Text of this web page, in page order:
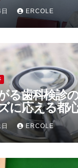
識
ERCOLE
る歯科検診
に応える都
ERCOLE